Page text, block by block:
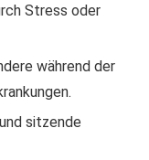
Stress oder
während der
sitzende